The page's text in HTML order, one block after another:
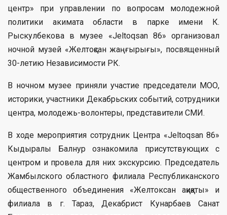
центр» при управлении по вопросам молодежной
политики акимата области в парке имени К.
Рыскулбекова в музее «Jeltoqsan 86» организовал
ночной музей «Желтоқсан жаңғырығы», посвященный
30-летию Независимости РК.
В ночном музее приняли участие председатели МОО,
историки, участники Декабрьских событий, сотрудники
центра, молодежь-волонтеры, представители СМИ.
В ходе мероприятия сотрудник Центра «Jeltoqsan 86»
Кыдыралы Балнур ознакомила присутствующих с
центром и провела для них экскурсию. Председатель
Жамбылского областного филиала Республиканского
общественного объединения «Желтоксан ақиқаты» и
филиала в г. Тараз, Декабрист Кунарбаев Санат